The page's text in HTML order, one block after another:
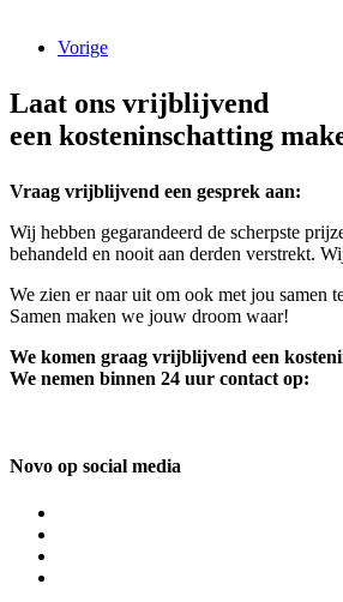
Vorige
Laat ons vrijblijvend
een kosteninschatting
Vraag vrijblijvend een gesprek aan:
Wij hebben gegarandeerd de scherpste
behandeld en nooit aan derden verstrekt.
We zien er naar uit om ook met jou samen
Samen maken we jouw droom waar!
We komen graag vrijblijvend een
We nemen binnen 24 uur contact op:
Novo op social media